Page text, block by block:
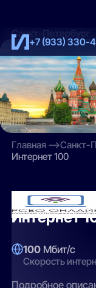
+7 (933) 330-
Санкт-Петербург
Главная Санкт-
Интернет 100
РСВО
Интернет
100 Мбит/с
Скорость
Подробное